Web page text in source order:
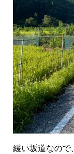
緩い坂道なので